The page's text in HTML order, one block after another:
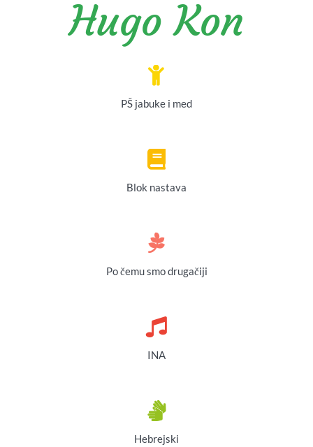
Hugo Kon
PŠ jabuke i med
Blok nastava
Po čemu smo drugačiji
INA
Hebrejski